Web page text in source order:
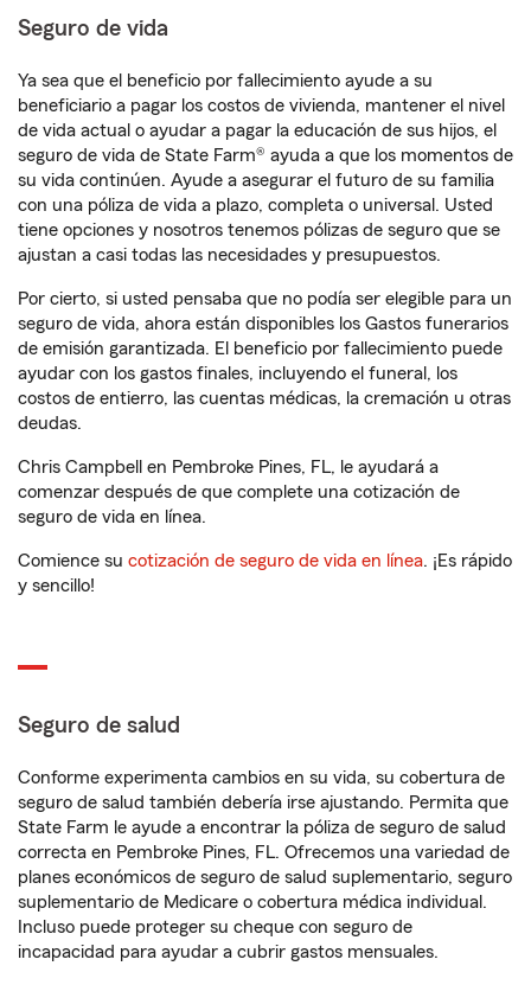
Seguro de vida
Ya sea que el beneficio por fallecimiento ayude a su
beneficiario a pagar los costos de vivienda, mantener el nivel
de vida actual o ayudar a pagar la educación de sus hijos, el
seguro de vida de State Farm® ayuda a que los momentos de
su vida continúen. Ayude a asegurar el futuro de su familia
con una póliza de vida a plazo, completa o universal. Usted
tiene opciones y nosotros tenemos pólizas de seguro que se
ajustan a casi todas las necesidades y presupuestos.
Por cierto, si usted pensaba que no podía ser elegible para un
seguro de vida, ahora están disponibles los Gastos funerarios
de emisión garantizada. El beneficio por fallecimiento puede
ayudar con los gastos finales, incluyendo el funeral, los
costos de entierro, las cuentas médicas, la cremación u otras
deudas.
Chris Campbell en Pembroke Pines, FL, le ayudará a
comenzar después de que complete una cotización de
seguro de vida en línea.
Comience su cotización de seguro de vida en línea. ¡Es rápido
y sencillo!
Seguro de salud
Conforme experimenta cambios en su vida, su cobertura de
seguro de salud también debería irse ajustando. Permita que
State Farm le ayude a encontrar la póliza de seguro de salud
correcta en Pembroke Pines, FL. Ofrecemos una variedad de
planes económicos de seguro de salud suplementario, seguro
suplementario de Medicare o cobertura médica individual.
Incluso puede proteger su cheque con seguro de
incapacidad para ayudar a cubrir gastos mensuales.